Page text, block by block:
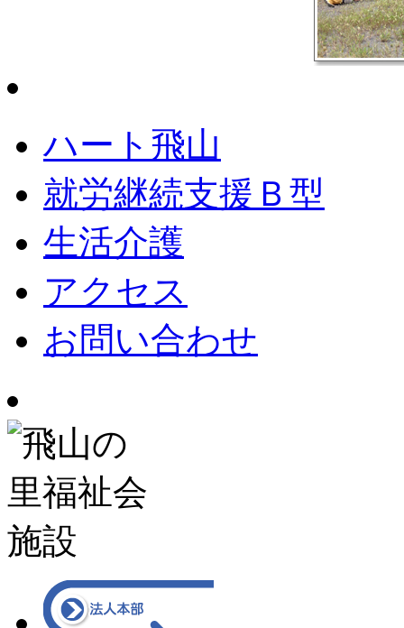
ハート飛山
就労継続支援Ｂ型
生活介護
アクセス
お問い合わせ